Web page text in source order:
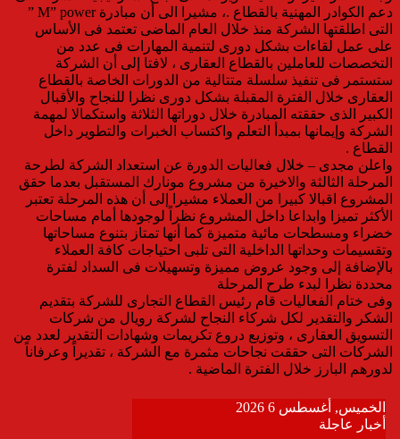
دعم الكوادر المهنية بالقطاع .، مشيرا الى أن مبادرة M” power ”
التى اطلقتها الشركة منذ خلال العام الماضى تعتمد فى الأساس
على عمل لقاءات بشكل دورى لتنمية المهارات فى عدد من
التخصصات للعاملين بالقطاع العقارى ، لافتا إلى أن الشركة
ستستمر فى تنفيذ سلسلة متتالية من الدورات الخاصة بالقطاع
العقارى خلال الفترة المقبلة بشكل دورى نظرا للنجاح والأقبال
الكبير الذى حققته المبادرة خلال دوراتها الثلاثة واستكمالا لمهمة
الشركة وإيمانها بمبدأ التعلم واكتساب الخبرات والتطوير داخل
القطاع .
واعلن مجدى – خلال فعاليات الدورة عن استعداد الشركة لطرحة
المرحلة الثالثة والاخيرة من مشروع مونارك المستقبل بعدما حقق
المشروع اقبالا كبيرا من العملاء مشيرا إلى أن هذه المرحلة تعتبر
الأكثر تميزا وابداعا داخل المشروع نظراً لوجودها أمام مساحات
خضراء ومسطحات مائية متميزة كما أنها تمتاز بتنوع مساحاتها
وتقسيمات وحداتها الداخلية التى تلبى احتياجات كافة العملاء
بالإضافة إلى وجود عروض مميزة وتسهيلات فى السداد لفترة
محددة نظرا لبدء طرح المرحلة
وفى ختام الفعاليات قام رئيس القطاع التجارى للشركة بتقديم
الشكر والتقدير لكل شركاء النجاح لشركة رويال من شركات
التسويق العقارى ، وتوزيع دروع تكريمات وشهادات التقدير لعدد من
الشركات التى حققت نجاحات مثمرة مع الشركة ، تقديراً وعرفاناً
لدورهم البارز خلال الفترة الماضية .